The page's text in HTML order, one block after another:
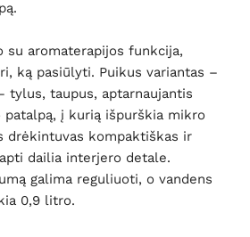
aromaterapijos funkcija,
ką pasiūlyti. Puikus variantas –
tylus, taupus, aptarnaujantis
patalpą, į kurią išpurškia mikro
drėkintuvas kompaktiškas ir
dailia interjero detale.
galima reguliuoti, o vandens
0,9 litro.